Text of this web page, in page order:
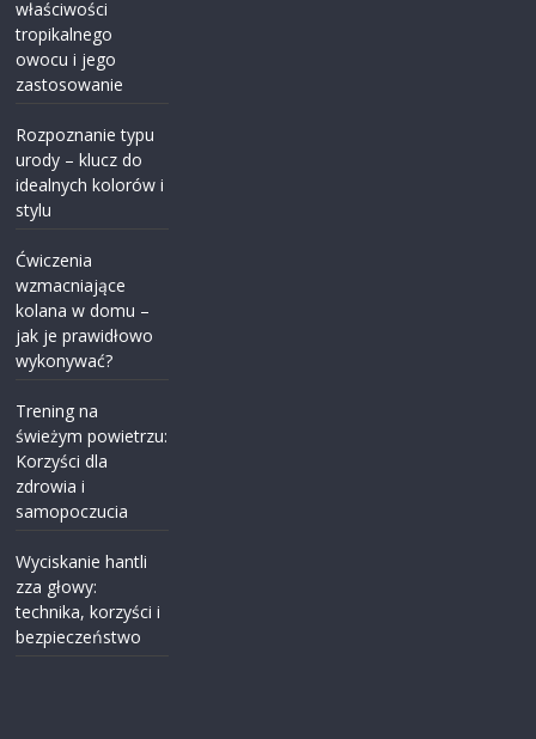
właściwości
tropikalnego
owocu i jego
zastosowanie
Rozpoznanie typu
urody – klucz do
idealnych kolorów i
stylu
Ćwiczenia
wzmacniające
kolana w domu –
jak je prawidłowo
wykonywać?
Trening na
świeżym powietrzu:
Korzyści dla
zdrowia i
samopoczucia
Wyciskanie hantli
zza głowy:
technika, korzyści i
bezpieczeństwo